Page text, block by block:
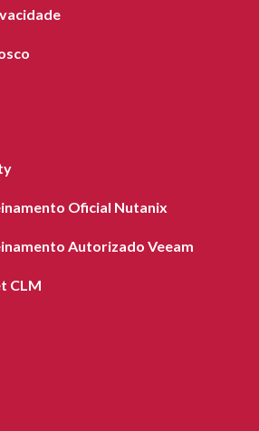
Oficial Nutanix
Autorizado Veeam
CLM